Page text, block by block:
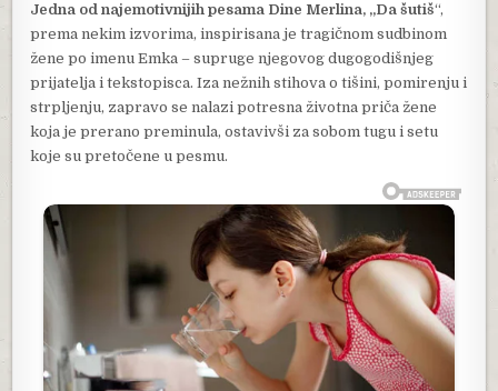
Jedna od najemotivnijih pesama Dine Merlina, „Da šutiš“,
prema nekim izvorima, inspirisana je tragičnom sudbinom
žene po imenu Emka – supruge njegovog dugogodišnjeg
prijatelja i tekstopisca. Iza nežnih stihova o tišini, pomirenju i
strpljenju, zapravo se nalazi potresna životna priča žene
koja je prerano preminula, ostavivši za sobom tugu i setu
koje su pretočene u pesmu.